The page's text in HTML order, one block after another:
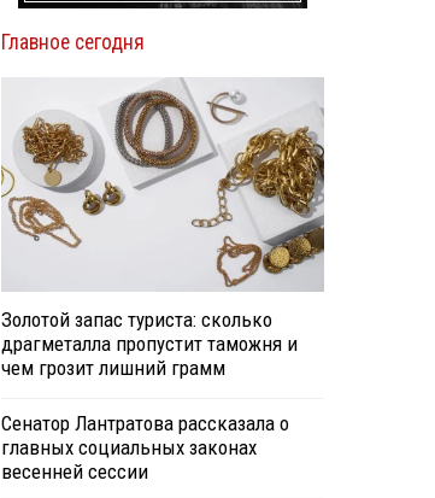
Главное сегодня
Золотой запас туриста: сколько
драгметалла пропустит таможня и
чем грозит лишний грамм
Сенатор Лантратова рассказала о
главных социальных законах
весенней сессии